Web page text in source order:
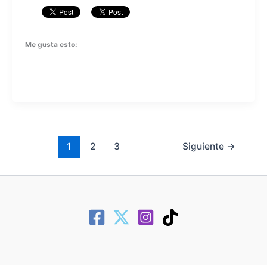
Me gusta esto:
1 2 3 Siguiente →